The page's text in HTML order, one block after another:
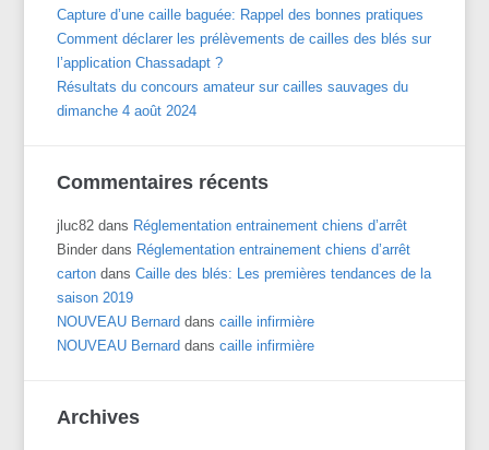
Capture d’une caille baguée: Rappel des bonnes pratiques
Comment déclarer les prélèvements de cailles des blés sur
l’application Chassadapt ?
Résultats du concours amateur sur cailles sauvages du
dimanche 4 août 2024
Commentaires récents
jluc82 dans Réglementation entrainement chiens d’arrêt
Binder dans Réglementation entrainement chiens d’arrêt
carton dansCaille des blés: Les premières tendances de la
saison 2019
NOUVEAU Bernard danscaille infirmière
NOUVEAU Bernard danscaille infirmière
Archives